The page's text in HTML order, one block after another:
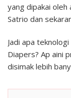
yang dipakai oleh
Satrio dan
Jadi apa
Diapers? Ap aini
disimak lebih